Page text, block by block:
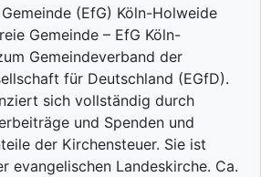
(EfG) Köln-Holweide
Gemeinde – EfG Köln-
Gemeindeverband der
für Deutschland (EGfD).
sich vollständig durch
und Spenden und
der Kirchensteuer. Sie ist
evangelischen Landeskirche. Ca.